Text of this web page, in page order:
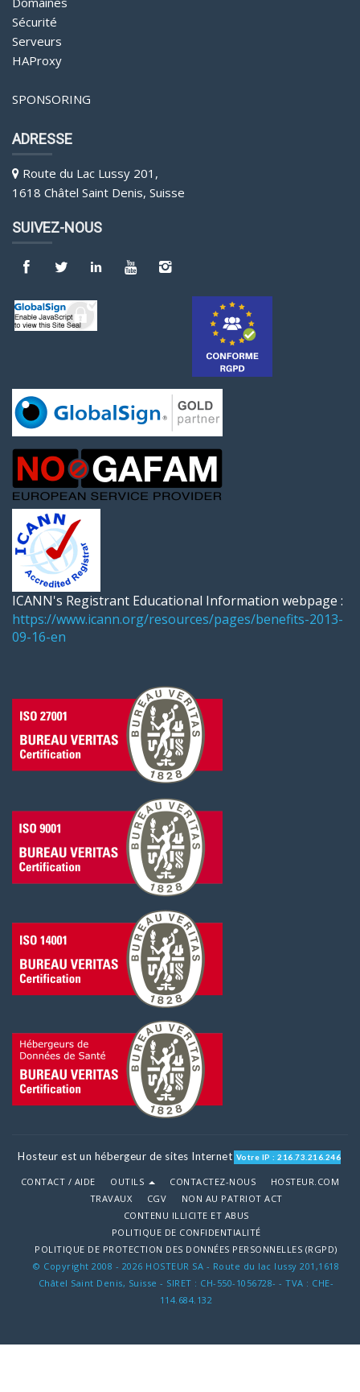
Sécurité
Serveurs
HAProxy
SPONSORING
ADRESSE
Route du Lac Lussy 201,
1618 Châtel Saint Denis, Suisse
SUIVEZ-NOUS
ICANN's Registrant Educational Information webpage :
https://www.icann.org/resources/pages/benefits-2013-
09-16-en
Hosteur est un hébergeur de sites Internet Votre IP : 216.73.216.246
CONTACT / AIDE OUTILS CONTACTEZ-NOUS
HOSTEUR.COM
TRAVAUX
CGV
NON AU PATRIOT ACT
CONTENU ILLICITE ET ABUS
POLITIQUE DE CONFIDENTIALITÉ
POLITIQUE DE PROTECTION DES DONNÉES PERSONNELLES (RGPD)
© Copyright 2008 - 2026 HOSTEUR SA - Route du lac lussy 201,1618
Châtel Saint Denis, Suisse - SIRET : CH-550-1056728- - TVA : CHE-
114.684.132